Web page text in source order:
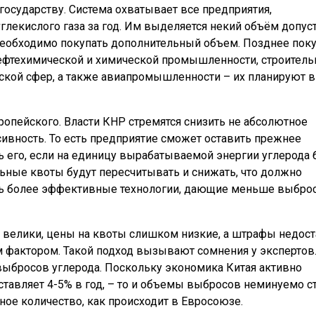
Система охватывает все предприятия,
газа за год. Им выделяется некий объём
покупать дополнительный объем. Позднее
и химической промышленности,
сфер, а также авиапромышленности – их планируют
Власти КНР стремятся снизить не абсолютное
То есть предприятие сможет оставить прежнее
если на единицу вырабатываемой энергии углерода
квоты будут пересчитывать и снижать, что должно
более эффективные технологии, дающие меньше
цены на квоты слишком низкие, а штрафы
Такой подход вызывают сомнения у
углерода. Поскольку экономика Китая активно
4-5% в год, – то и объемы выбросов неминуемо
количество, как происходит в Евросоюзе.